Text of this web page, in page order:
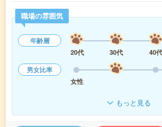
職場の雰囲気
年齢層
20代
30代 40代
男女比率
女性
もっと見る